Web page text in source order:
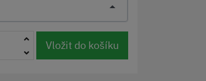
Vložit do košíku